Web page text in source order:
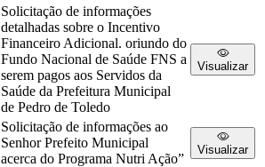
Solicitação de informações
detalhadas sobre o Incentivo
Financeiro Adicional. oriundo do
Fundo Nacional de Saúde FNS a
serem pagos aos Servidos da
Saúde da Prefeitura Municipal
de Pedro de Toledo
Visualizar
Solicitação de informações ao
Senhor Prefeito Municipal
acerca do Programa Nutri Ação”
Visualizar